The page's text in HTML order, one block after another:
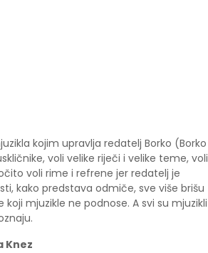
kojim upravlja redatelj Borko (Borko
voli velike riječi i velike teme, voli
voli rime i refrene jer redatelj je
kako predstava odmiče, sve više brišu
mjuzikle ne podnose. A svi su mjuzikli
Knez